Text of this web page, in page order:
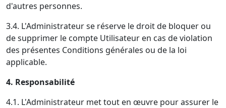
d'autres personnes.
3.4. L'Administrateur se réserve le droit de bloquer ou
de supprimer le compte Utilisateur en cas de violation
des présentes Conditions générales ou de la loi
applicable.
4. Responsabilité
4.1. L'Administrateur met tout en œuvre pour assurer le